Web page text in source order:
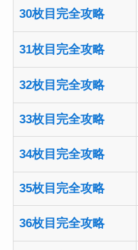
30枚目完全攻略
31枚目完全攻略
32枚目完全攻略
33枚目完全攻略
34枚目完全攻略
35枚目完全攻略
36枚目完全攻略